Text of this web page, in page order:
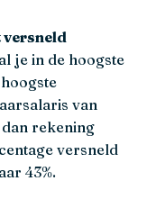
je in de hoogste
van
rekening
versneld
43%.